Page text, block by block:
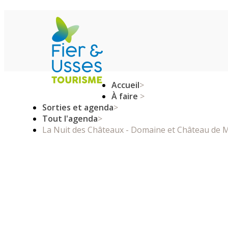
Accueil>
À faire >
Sorties et agenda>
Tout l'agenda>
La Nuit des Châteaux - Domaine et Château de